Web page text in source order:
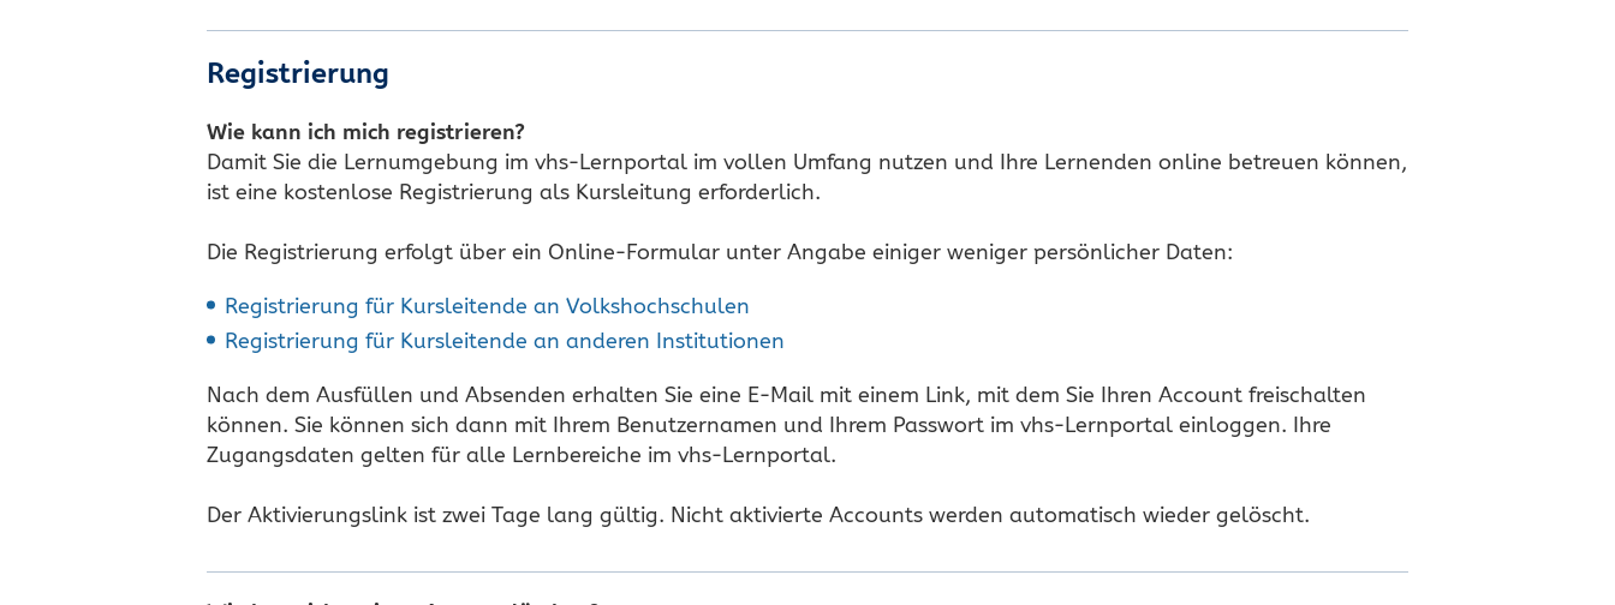
Registrierung
Wie kann ich mich registrieren?
Damit Sie die Lernumgebung im vhs-Lernportal im vollen Umfang nutzen und Ihre Lernenden online betreuen können,
ist eine kostenlose Registrierung als Kursleitung erforderlich.
Die Registrierung erfolgt über ein Online-Formular unter Angabe einiger weniger persönlicher Daten:
Registrierung für Kursleitende an Volkshochschulen
Registrierung für Kursleitende an anderen Institutionen
Nach dem Ausfüllen und Absenden erhalten Sie eine E-Mail mit einem Link, mit dem Sie Ihren Account freischalten
können. Sie können sich dann mit Ihrem Benutzernamen und Ihrem Passwort im vhs-Lernportal einloggen. Ihre
Zugangsdaten gelten für alle Lernbereiche im vhs-Lernportal.
Der Aktivierungslink ist zwei Tage lang gültig. Nicht aktivierte Accounts werden automatisch wieder gelöscht.